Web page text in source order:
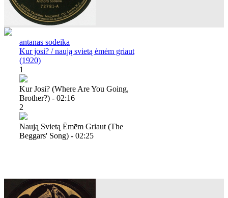
antanas sodeika
Kur josi? / naują svietą ėmėm griaut
(1920)
1
Kur Josi? (where Are You Going,
Brother?) - 02:16
2
Naują Svietą Ēmēm Griaut (the
Beggars' Song) - 02:25